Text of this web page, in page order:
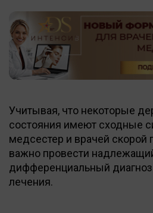
Учитывая, что некоторые
состояния имеют сходные
медсестер и врачей скорой
важно провести
дифференциальный
лечения.